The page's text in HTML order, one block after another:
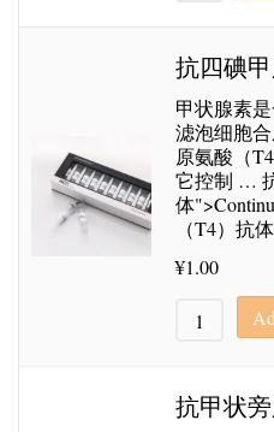
抗四碘
甲状腺素
滤泡细胞
原氨酸（
它控制 …
体
（T4）抗体
¥1.00
抗甲状